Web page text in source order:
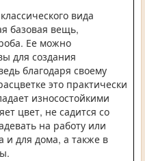
вида
базовая вещь,
Ее можно
для создания
благодаря своему
это практически
износостойкими
цвет, не садится со
на работу или
и для дома, а также в